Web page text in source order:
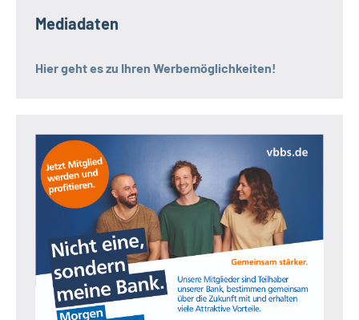
Mediadaten
Hier geht es zu Ihren Werbemöglichkeiten!